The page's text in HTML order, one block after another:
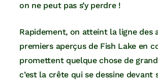
on ne peut pas s’y perdre !
Rapidement, on atteint la ligne des
premiers aperçus de Fish Lake en
promettent quelque chose de
c’est la crête qui se dessine devant